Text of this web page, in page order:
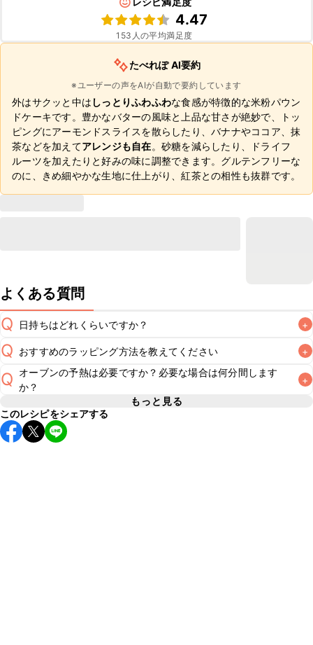
4.47
153 人の平均満足度
たべれぽ AI要約
※ユーザーの声をAIが自動で要約しています
外はサクッと中は しっとりふわふわな食感が特徴的な米粉パウン
ドケーキです。豊かなバターの風味と上品な甘さが絶妙で、トッ
ピングにアーモンドスライスを散らしたり、バナナやココア、抹
茶などを加えてアレンジも自在。砂糖を減らしたり、ドライフ
ルーツを加えたりと好みの味に調整できます。グルテンフリーな
のに、きめ細やかな生地に仕上がり、紅茶との相性も抜群です。
よくある質問
Q 日持ちはどれくらいですか？ +
A
保存期間は常温で2~3日が目安です。なるべくお早めにお召
し上がりください。
こちらの注意事項をご確認の上、正し
Q おすすめのラッピング方法を教えてください +
A こちら
Q オーブンの予熱は必要ですか？必要な場合は何分間します
か？
+
A
レシピでは170℃に予熱したオーブンで焼き上げています。
オーブンに予熱機能がある場合はそちらを使用してくださ
い。予熱機能がない場合はレシピの温度に設定し、10分程空
もっと見る
このレシピをシェアする